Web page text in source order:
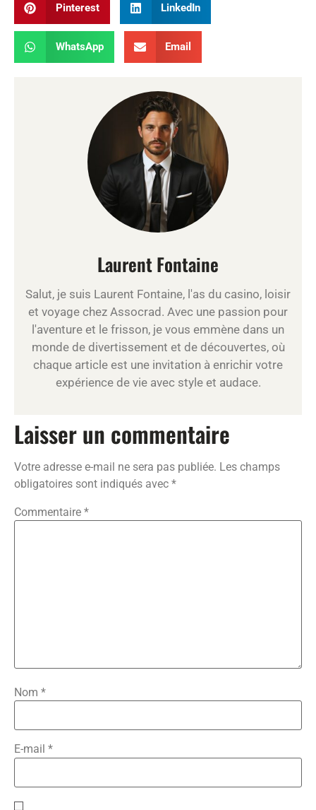
Pinterest LinkedIn
WhatsApp Email
Laurent Fontaine
Salut, je suis Laurent Fontaine, l'as du casino, loisir
et voyage chez Assocrad. Avec une passion pour
l'aventure et le frisson, je vous emmène dans un
monde de divertissement et de découvertes, où
chaque article est une invitation à enrichir votre
expérience de vie avec style et audace.
Laisser un commentaire
Votre adresse e-mail ne sera pas publiée. Les champs
obligatoires sont indiqués avec *
Commentaire *
Nom *
E-mail *